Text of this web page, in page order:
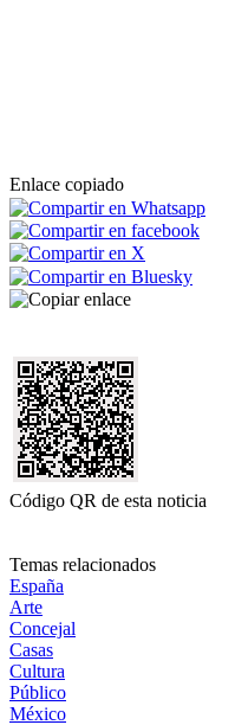
Enlace copiado
Código QR de esta noticia
Temas relacionados
España
Arte
Concejal
Casas
Cultura
Público
México